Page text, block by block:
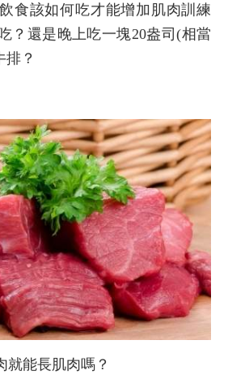
食該如何吃才能增加肌肉訓練
？還是晚上吃一塊20盎司(相當
排？
就能長肌肉嗎？